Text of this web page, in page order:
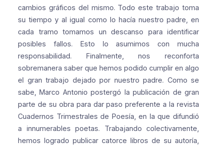
cambios gráficos del mismo. Todo este trabajo toma
su tiempo y al igual como lo hacía nuestro padre, en
cada tramo tomamos un descanso para identificar
posibles fallos. Esto lo asumimos con mucha
responsabilidad. Finalmente, nos reconforta
sobremanera saber que hemos podido cumplir en algo
el gran trabajo dejado por nuestro padre. Como se
sabe, Marco Antonio postergó la publicación de gran
parte de su obra para dar paso preferente a la revista
Cuadernos Trimestrales de Poesía, en la que difundió
a innumerables poetas.
Trabajando colectivamente,
hemos logrado publicar catorce libros de su autoría,